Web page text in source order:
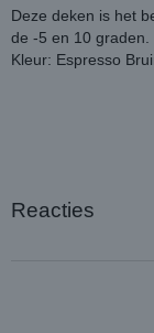
Deze deken is het
de -5 en 10 graden.
Kleur: Espresso
Reacties